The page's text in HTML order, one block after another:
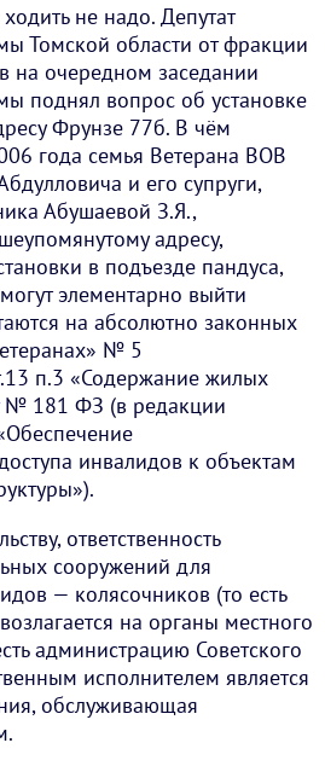
не надо. Депутат
Томской области от фракции
на очередном заседании
поднял вопрос об установке
Фрунзе 77б. В чём
года семья Ветерана ВОВ
и его супруги,
Абушаевой З.Я.,
адресу,
в подъезде пандуса,
элементарно выйти
на абсолютно законных
№ 5
п.3 «Содержание жилых
181 ФЗ (в редакции
инвалидов к объектам
ответственность
сооружений для
— колясочников (то есть
на органы местного
администрацию Советского
исполнителем является
обслуживающая